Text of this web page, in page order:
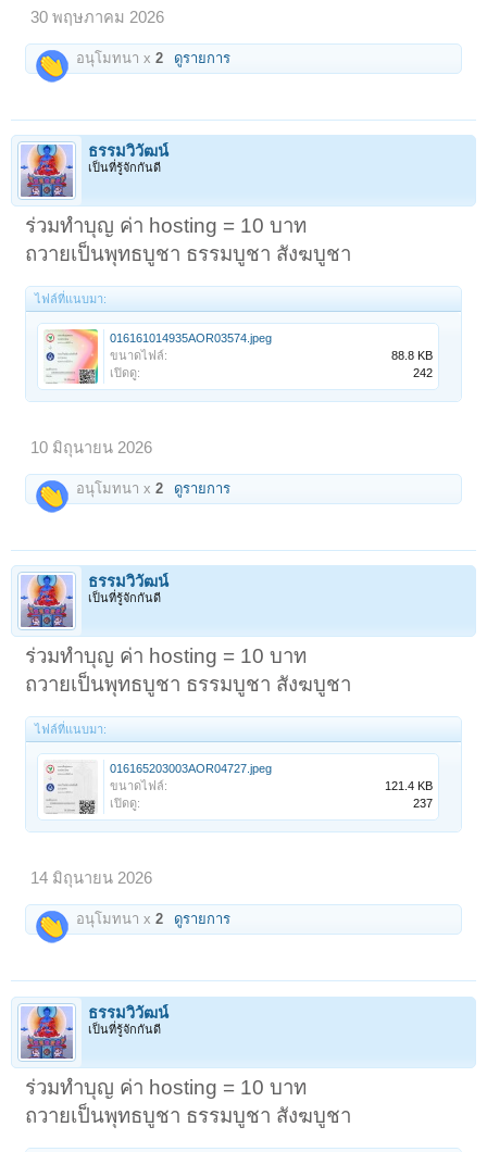
30 พฤษภาคม 2026
อนุโมทนา x2 ดูรายการ
ธรรมวิวัฒน์
เป็นที่รู้จักกันดี
ร่วมทำบุญ ค่า hosting = 10 บาท
ถวายเป็นพุทธบูชา ธรรมบูชา สังฆบูชา
ไฟล์ที่แนบมา:
016161014935AOR03574.jpeg
ขนาดไฟล์:
88.8 KB
เปิดดู:
242
10 มิถุนายน 2026
อนุโมทนา x2 ดูรายการ
ธรรมวิวัฒน์
เป็นที่รู้จักกันดี
ร่วมทำบุญ ค่า hosting = 10 บาท
ถวายเป็นพุทธบูชา ธรรมบูชา สังฆบูชา
ไฟล์ที่แนบมา:
016165203003AOR04727.jpeg
ขนาดไฟล์:
121.4 KB
เปิดดู:
237
14 มิถุนายน 2026
อนุโมทนา x2 ดูรายการ
ธรรมวิวัฒน์
เป็นที่รู้จักกันดี
ร่วมทำบุญ ค่า hosting = 10 บาท
ถวายเป็นพุทธบูชา ธรรมบูชา สังฆบูชา